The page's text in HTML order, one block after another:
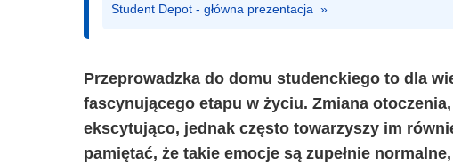
Student Depot - główna prezentacja  »
Przeprowadzka do domu studenckiego to dla
fascynującego etapu w życiu. Zmiana
ekscytująco, jednak często towarzyszy im
pamiętać, że takie emocje są zupełnie